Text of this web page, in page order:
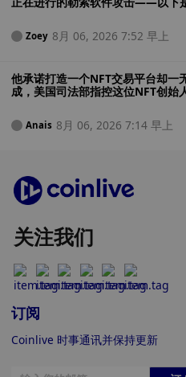
Zoey 8月 06, 2026 7:52 早上
他承诺打造一个NFT交易平台却一
成，美国司法部指控这位NFT创始
Anais 8月 06, 2026 7:14 早上
关注我们
订阅
Coinlive 时事通讯并保持更新